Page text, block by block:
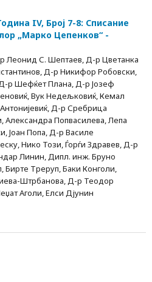
IV, Број 7-8: Списание
„Марко Цепенков“ -
С. Шептаев, Д-р Цветанка
Д-р Никифор Робовски,
р Шефќет Плана, Д-р Јозеф
Вук Недељковиќ, Кемал
Д-р Сребрица
Александра Попвасилева, Лепа
Јоан Попа, Д-р Василе
Нико Този, Ѓорѓи Здравев, Д-р
Линин, Дипл. инж. Бруно
Треруп, Баки Конголи,
Штрбанова, Д-р Теодор
Аголи, Елси Дјунин